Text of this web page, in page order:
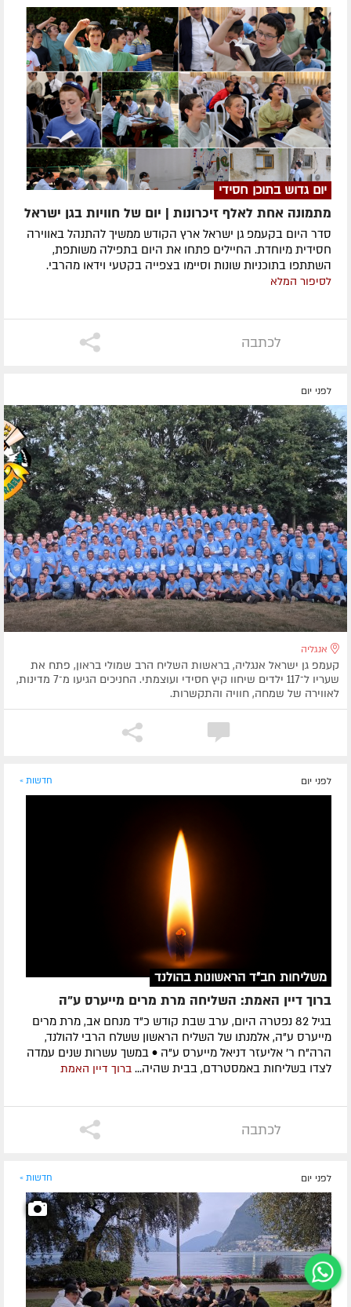
יום גדוש בתוכן חסידי
מתמונה אחת לאלף זיכרונות | יום של חוויות בגן ישראל
סדר היום בקעמפ גן ישראל ארץ הקודש ממשיך להתנהל באווירה
חסידית מיוחדת. החיילים פתחו את היום בתפילה משותפת,
השתתפו בתוכניות שונות וסיימו בצפייה בקטעי וידאו מהרבי.
לסיפור המלא
לכתבה
לפני יום
אנגליה
קעמפ גן ישראל אנגליה, בראשות השליח הרב שמולי בראון, פתח את
שעריו ל־117 ילדים שיחוו קיץ חסידי ועוצמתי. החניכים הגיעו מ־7 מדינות,
לאווירה של שמחה, חוויה והתקשרות.
לפני יום חדשות »
משליחות חב"ד הראשונות בהולנד
ברוך דיין האמת: השליחה מרת מרים מייערס ע"ה
בגיל 82 נפטרה היום, ערב שבת קודש כ"ד מנחם אב, מרת מרים
מייערס ע"ה, אלמנתו של השליח הראשון ששלח הרבי להולנד,
הרה"ח ר' אליעזר דניאל מייערס ע"ה • במשך עשרות שנים עמדה
לצדו בשליחות באמסטרדם, בבית שהיה... ברוך דיין האמת
לכתבה
לפני יום חדשות »